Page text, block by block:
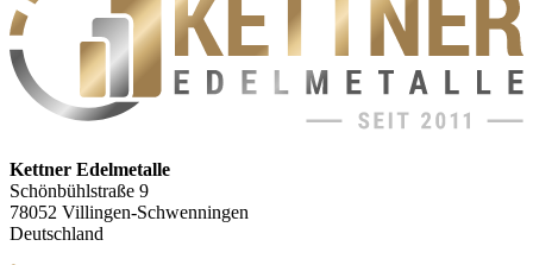
Kettner Edelmetalle
Schönbühlstraße 9
78052 Villingen-Schwenningen
Deutschland